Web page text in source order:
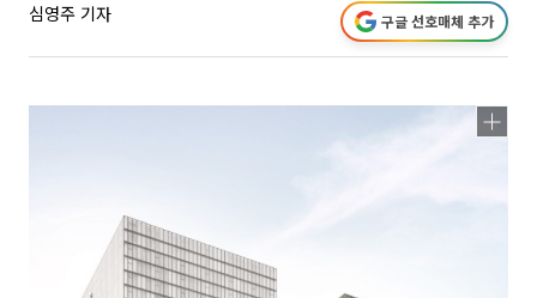
심영주 기자 구글 선호매체 추가